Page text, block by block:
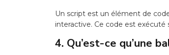
Un script est un élément de
interactive. Ce code est exécuté
4. Qu’est-ce qu’une